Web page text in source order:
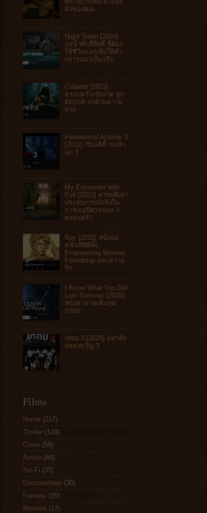
ผัวของคุณ
Night Swim [2024]
บ่อน้ำศักดิ์สิทธิ์ ที่ต้อง
ใช้ชีวิตแลกเพื่อให้คำ
ปรารถนาเป็นจริง
Cobweb [2023]
ครอบครัวเข้มงวด ลูก
ผิดปกติ จบด้วยความ
ตาย
Paranormal Activity 3
[2011] เรียลลิตี้ ขนหัว
ลุก 3
My Encounter with
Evil [2022] สารคดีเล่า
ประสบการณ์จริงใน
การเจอปีศาจของ 3
ครอบครัว
Spy [2015] หนังแอ
คชันที่มีดีทั้ง
Empowering Women,
Friendship และความ
รัก
I Know What You Did
Last Summer [2025]
หนังล่าล่างแค้นสุด
กร่อย
เทอม 3 [2024] มหาลัย
สยองขวัญ 3
Films
Horror (217)
Thriller (124)
Crime (58)
Action (44)
Sci-Fi (37)
Documentary (30)
Fantasy (20)
Monster (17)